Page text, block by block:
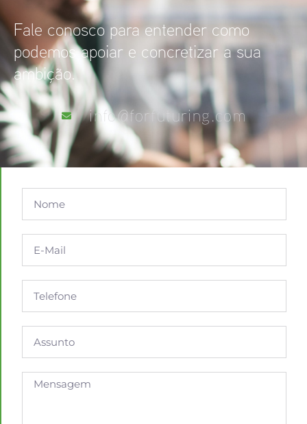
Fale conosco para entender como
podemos apoiar e concretizar a sua
ambição.
info@forfuturing.com